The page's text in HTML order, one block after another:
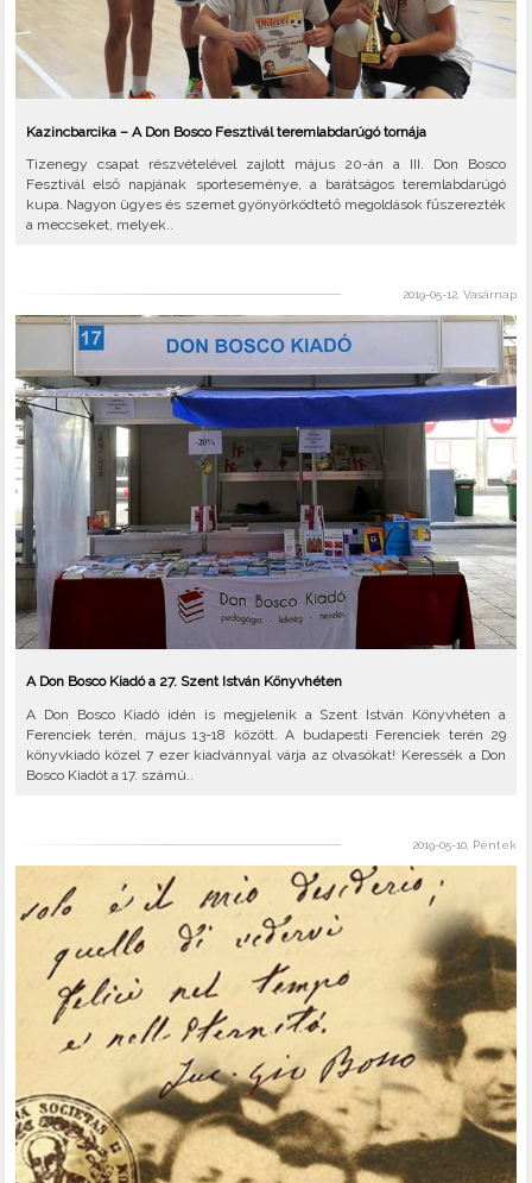
Kazincbarcika – A Don Bosco Fesztivál teremlabdarúgó tornája
Tizenegy csapat részvételével zajlott május 20-án a III. Don Bosco
Fesztivál első napjának sporteseménye, a barátságos teremlabdarúgó
kupa. Nagyon ügyes és szemet gyönyörködtető megoldások fűszerezték
a meccseket, melyek..
2019-05-12, Vasárnap
A Don Bosco Kiadó a 27. Szent István Könyvhéten
A Don Bosco Kiadó idén is megjelenik a Szent István Könyvhéten a
Ferenciek terén, május 13-18 között. A budapesti Ferenciek terén 29
könyvkiadó közel 7 ezer kiadvánnyal várja az olvasókat! Keressék a Don
Bosco Kiadót a 17. számú..
2019-05-10, Péntek